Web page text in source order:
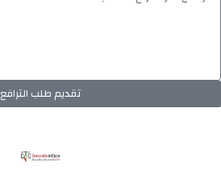
تقديم طلب الترافع